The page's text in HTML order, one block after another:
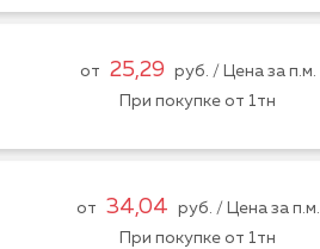
от 25,29
руб. / Цена за п.м.
При покупке от 1тн
от 34,04
руб. / Цена за п.м.
При покупке от 1тн